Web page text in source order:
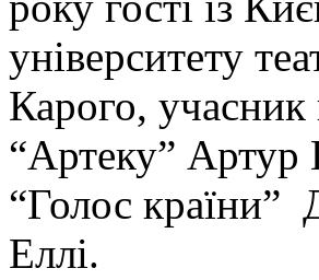
університету
Карого,
“Артеку” Артур
“Голос країни”
Еллі.